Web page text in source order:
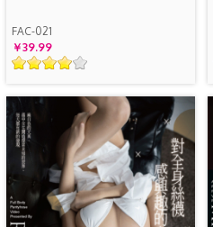
FAC-021
￥39.99